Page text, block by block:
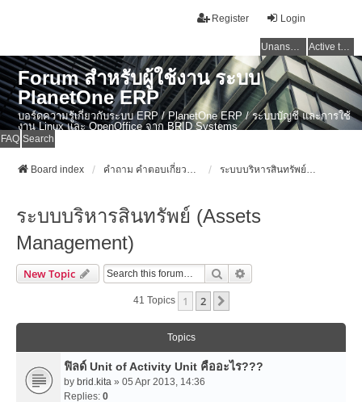
Login
Register
Unanswered topics Active topics
Forum สำหรับผู้ใช้งาน ระบบ
PlanetOne ERP
บอร์ดความรู้เกี่ยวกับระบบ ERP / PlanetOne ERP / ระบบบัญชี และการใช้
งาน Linux และ OpenOffice จาก BRID Systems
FAQ Search
Board index คำถาม คำตอบเกี่ยวกับระบบ ไทย ERP: AdvanceBusinessSystem - PlanetOne และ ERP ระบบบัญชี ระบบบริหารสินทรัพย์ (Assets Management)
ระบบบริหารสินทรัพย์ (Assets
Management)
New Topic Search
41 Topics 1 2
Topics
ฟิลด์ Unit of Activity Unit คืออะไร???
by brid.kita » 05 Apr 2013, 14:36
Replies: 0